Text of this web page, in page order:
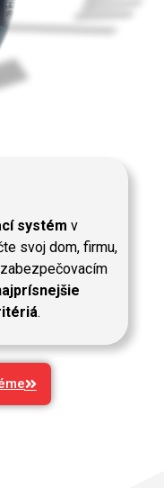
systém v
svoj dom, firmu,
.